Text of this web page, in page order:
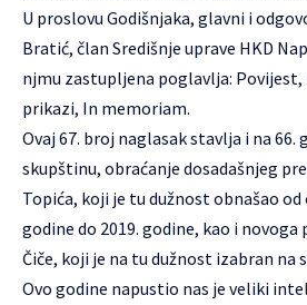
U proslovu Godišnjaka, glavni i
Bratić, član Središnje uprave HKD
njmu zastupljena poglavlja:
prikazi, In memoriam.
Ovaj 67. broj naglasak stavlja i na 66.
skupštinu, obraćanje dosadašnjeg
Topića, koji je tu dužnost obnašao od
godine do 2019. godine, kao i
Čiče, koji je na tu dužnost izabran na
Ovo godine napustio nas je veliki